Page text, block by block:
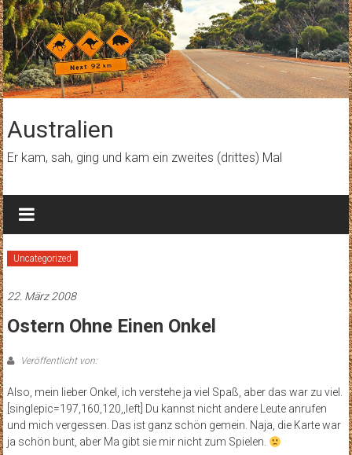
Zum
Inhalt
springen
Australien
Er kam, sah, ging und kam ein zweites (drittes) Mal
Uncategorized
22. März 2008
Ostern Ohne Einen Onkel
Veröffentlicht von:
Also, mein lieber Onkel, ich verstehe ja viel Spaß, aber das war zu viel.
[singlepic=197,160,120,,left] Du kannst nicht andere Leute anrufen
und mich vergessen. Das ist ganz schön gemein. Naja, die Karte war
ja schön bunt, aber Ma gibt sie mir nicht zum Spielen.